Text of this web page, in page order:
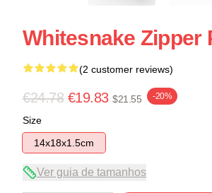
Whitesnake Zipper
(2 customer reviews)
€24.78 €19.83 $21.55 -20%
Size
14x18x1.5cm
Ver guia de tamanhos